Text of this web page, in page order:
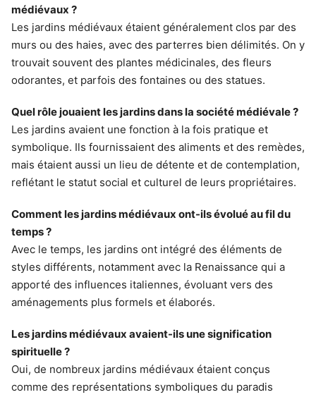
médiévaux ?
Les jardins médiévaux étaient généralement clos par des
murs ou des haies, avec des parterres bien délimités. On y
trouvait souvent des plantes médicinales, des fleurs
odorantes, et parfois des fontaines ou des statues.
Quel rôle jouaient les jardins dans la société médiévale ?
Les jardins avaient une fonction à la fois pratique et
symbolique. Ils fournissaient des aliments et des remèdes,
mais étaient aussi un lieu de détente et de contemplation,
reflétant le statut social et culturel de leurs propriétaires.
Comment les jardins médiévaux ont-ils évolué au fil du
temps ?
Avec le temps, les jardins ont intégré des éléments de
styles différents, notamment avec la Renaissance qui a
apporté des influences italiennes, évoluant vers des
aménagements plus formels et élaborés.
Les jardins médiévaux avaient-ils une signification
spirituelle ?
Oui, de nombreux jardins médiévaux étaient conçus
comme des représentations symboliques du paradis